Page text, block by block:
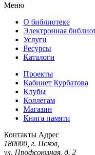
Меню
О библиотеке
Электронная
Услуги
Ресурсы
Каталоги
Проекты
Кабинет Курбатова
Клубы
Коллегам
Магазин
Книга памяти
Контакты Адрес
180000, г. Псков,
ул. Профсоюзная, д. 2